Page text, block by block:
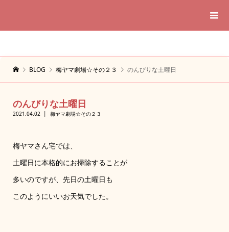
BLOG 梅ヤマ劇場☆その２３ のんびりな土曜日
のんびりな土曜日
2021.04.02 梅ヤマ劇場☆その２３
梅ヤマさん宅では、
土曜日に本格的にお掃除することが
多いのですが、先日の土曜日も
このようにいいお天気でした。